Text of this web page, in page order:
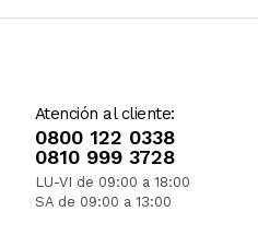
Atención al cliente:
0800 122 0338
0810 999 3728
LU-VI de 09:00 a 18:00
SA de 09:00 a 13:00